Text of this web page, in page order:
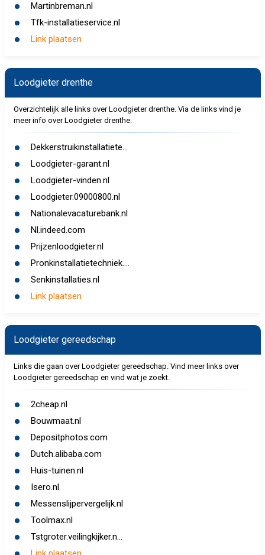
Martinbreman.nl
Tfk-installatieservice.nl
Link plaatsen
Loodgieter drenthe
Overzichtelijk alle links over Loodgieter drenthe. Via de links vind je
meer info over Loodgieter drenthe.
Dekkerstruikinstallatiete...
Loodgieter-garant.nl
Loodgieter-vinden.nl
Loodgieter.09000800.nl
Nationalevacaturebank.nl
Nl.indeed.com
Prijzenloodgieter.nl
Pronkinstallatietechniek....
Senkinstallaties.nl
Link plaatsen
Loodgieter gereedschap
Links die gaan over Loodgieter gereedschap. Vind meer links over
Loodgieter gereedschap en vind wat je zoekt.
2cheap.nl
Bouwmaat.nl
Depositphotos.com
Dutch.alibaba.com
Huis-tuinen.nl
Isero.nl
Messenslijpervergelijk.nl
Toolmax.nl
Tstgroter.veilingkijker.n...